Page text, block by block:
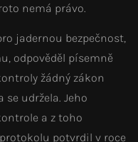
nemá právo.
jadernou bezpečnost,
odpověděl písemně
žádný zákon
udržela. Jeho
a z toho
potvrdil v roce